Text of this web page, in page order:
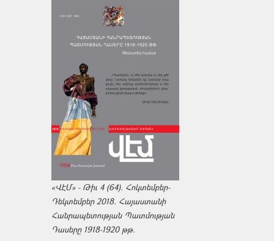
«ՎԷՄ» - Թիւ 4 (64). Հոկտեմբեր-
Դեկտեմբեր 2018. Հայաստանի
Հանրապետության Պատմության
Դասերը 1918-1920 թթ.